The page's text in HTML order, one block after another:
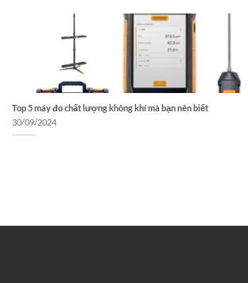
Top 5 máy đo chất lượng không khí mà bạn nên biết
30/09/2024